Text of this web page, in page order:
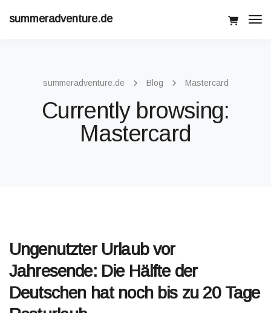
summeradventure.de
summeradventure.de Blog Mastercard
Currently browsing:
Mastercard
Ungenutzter Urlaub vor
Jahresende: Die Hälfte der
Deutschen hat noch bis zu 20 Tage